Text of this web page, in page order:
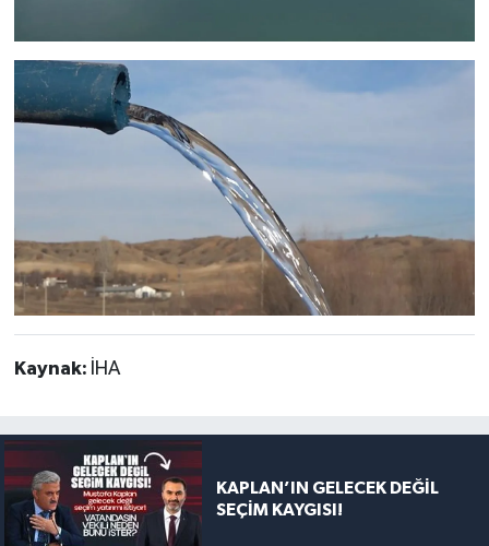
Kaynak: İHA
KAPLAN’IN GELECEK DEĞİL
SEÇİM KAYGISI!